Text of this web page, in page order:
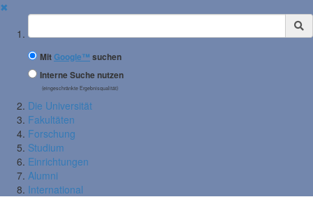
✖
Suchbegriff
MitGoogle™ suchen
Interne Suche nutzen
(eingeschränkte Ergebnisqualität)
Die Universität
Fakultäten
Forschung
Studium
Einrichtungen
Alumni
International